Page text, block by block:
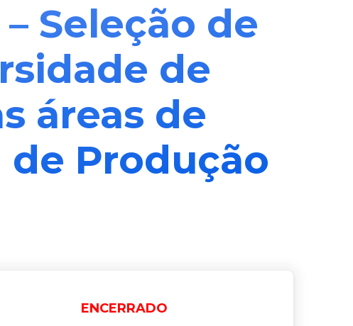
Seleção de
de
áreas de
Produção
ENCERRADO